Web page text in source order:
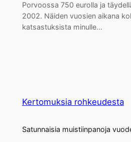
Porvoossa 750 eurolla ja
2002. Näiden vuosien aikana
katsastuksista minulle…
Kertomuksia rohkeudesta
Satunnaisia muistiinpanoja